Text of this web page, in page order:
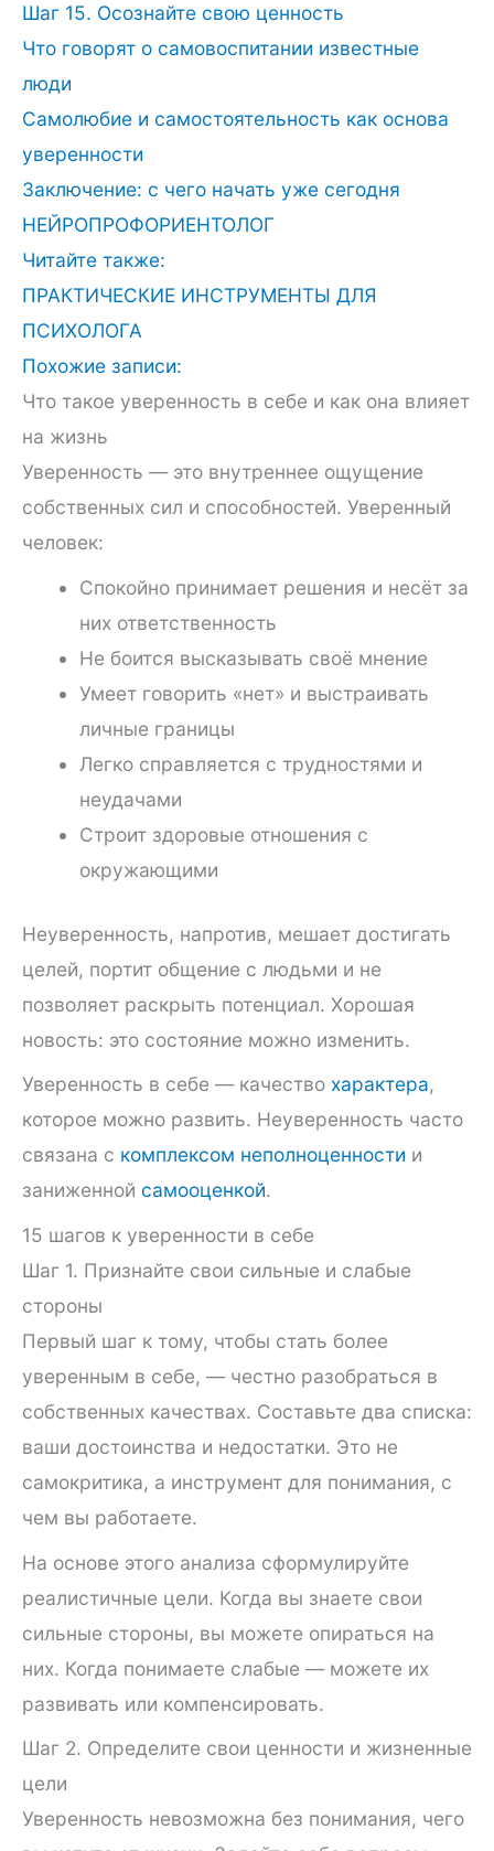
Шаг 15. Осознайте свою ценность
Что говорят о самовоспитании известные
люди
Самолюбие и самостоятельность как основа
уверенности
Заключение: с чего начать уже сегодня
НЕЙРОПРОФОРИЕНТОЛОГ
Читайте также:
ПРАКТИЧЕСКИЕ ИНСТРУМЕНТЫ ДЛЯ
ПСИХОЛОГА
Похожие записи:
Что такое уверенность в себе и как она влияет
на жизнь
Уверенность — это внутреннее ощущение
собственных сил и способностей. Уверенный
человек:
Спокойно принимает решения и несёт за
них ответственность
Не боится высказывать своё мнение
Умеет говорить «нет» и выстраивать
личные границы
Легко справляется с трудностями и
неудачами
Строит здоровые отношения с
окружающими
Неуверенность, напротив, мешает достигать
целей, портит общение с людьми и не
позволяет раскрыть потенциал. Хорошая
новость: это состояние можно изменить.
Уверенность в себе — качество характера,
которое можно развить. Неуверенность часто
связана с комплексом неполноценности и
заниженной самооценкой.
15 шагов к уверенности в себе
Шаг 1. Признайте свои сильные и слабые
стороны
Первый шаг к тому, чтобы стать более
уверенным в себе, — честно разобраться в
собственных качествах. Составьте два списка:
ваши достоинства и недостатки. Это не
самокритика, а инструмент для понимания, с
чем вы работаете.
На основе этого анализа сформулируйте
реалистичные цели. Когда вы знаете свои
сильные стороны, вы можете опираться на
них. Когда понимаете слабые — можете их
развивать или компенсировать.
Шаг 2. Определите свои ценности и жизненные
цели
Уверенность невозможна без понимания, чего